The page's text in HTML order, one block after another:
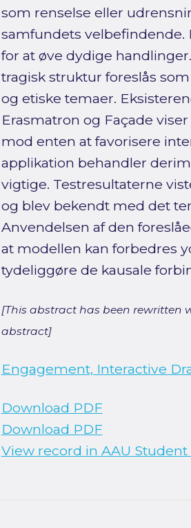
som renselse eller
samfundets
for at øve dydige
tragisk struktur foreslås
og etiske temaer.
Erasmatron og Façade
mod enten at favorisere
applikation behandler
vigtige. Testresultaterne
og blev bekendt med det
Anvendelsen af den
at modellen kan forbedres
tydeliggøre de kausale
[This abstract has been rewritten
abstract]
Engagement, Interactive
Download PDF
Download PDF
View record in AAU